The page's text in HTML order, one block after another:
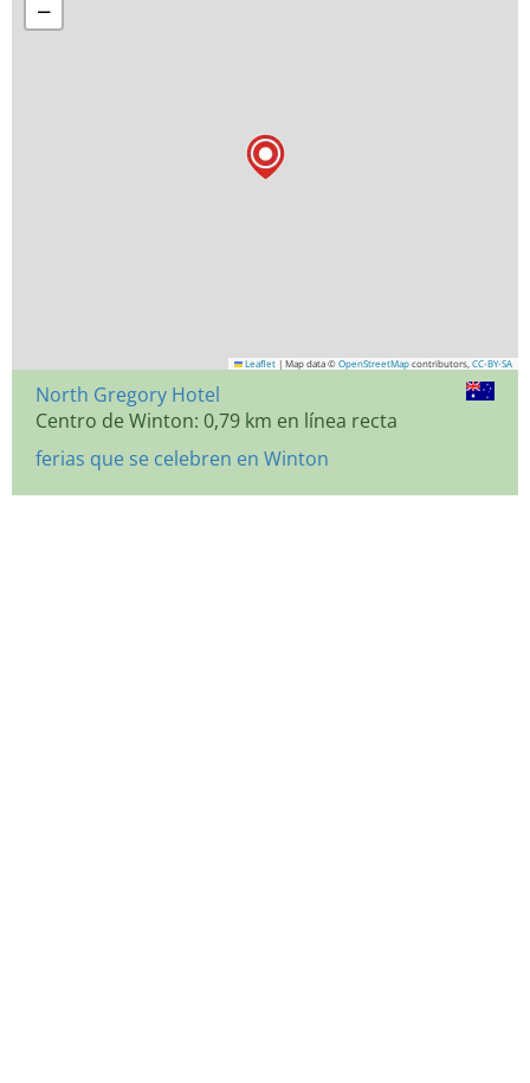
−
Leaflet | Map data © OpenStreetMap contributors, CC-BY-SA
North Gregory Hotel
Centro de Winton: 0,79 km en línea recta
ferias que se celebren en Winton